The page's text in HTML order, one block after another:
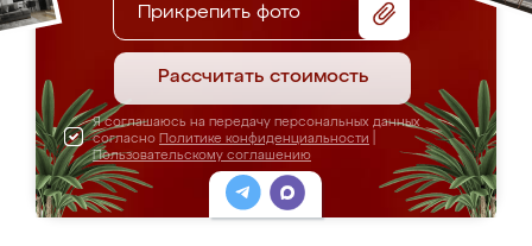
Прикрепить фото
Рассчитать стоимость
Я соглашаюсь на передачу персональных данных
согласно Политике конфиденциальности
Пользовательскому соглашению